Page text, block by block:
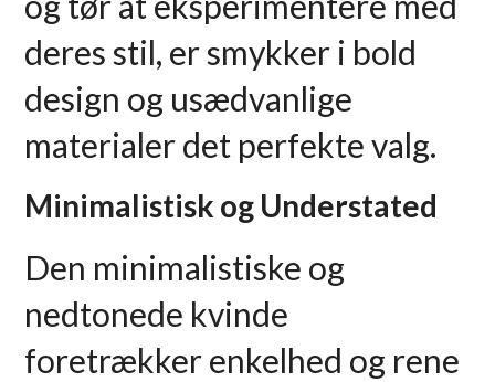
deres stil, er smykker i bold
design og usædvanlige
materialer det perfekte valg.
Minimalistisk og Understated
Den minimalistiske og
nedtonede kvinde
foretrækker enkelhed og rene